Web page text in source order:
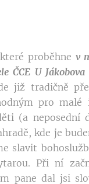
proběhne v
ČCE U Jákobova
již tradičně
pro malé
(a neposední
kde je
slavit
Při ní
pane dal jsi